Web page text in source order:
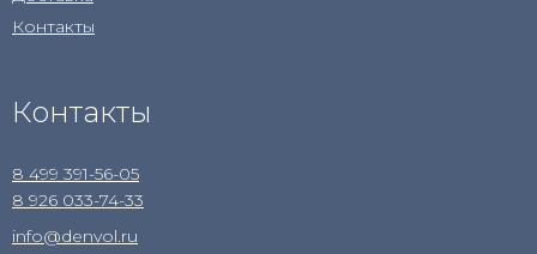
Контакты
Контакты
8 499 391-56-05
8 926 033-74-33
info@denvol.ru